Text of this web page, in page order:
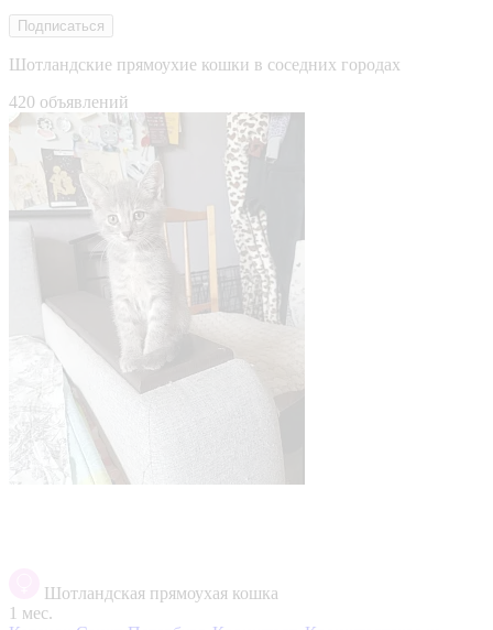
Подписаться
Шотландские прямоухие кошки в соседних городах
420 объявлений
Шотландская прямоухая кошка
1 мес.